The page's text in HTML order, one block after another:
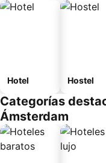
Hotel Hostel
Categorías
Ámsterdam